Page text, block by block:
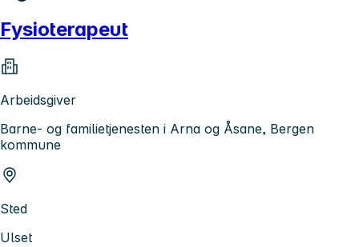
Fysioterapeut
Arbeidsgiver
Barne- og familietjenesten i Arna og Åsane, Bergen
kommune
Sted
Ulset